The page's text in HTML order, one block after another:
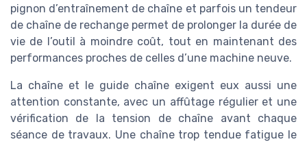
pignon d’entraînement de chaîne et parfois un tendeur
de chaîne de rechange permet de prolonger la durée de
vie de l’outil à moindre coût, tout en maintenant des
performances proches de celles d’une machine neuve.
La chaîne et le guide chaîne exigent eux aussi une
attention constante, avec un affûtage régulier et une
vérification de la tension de chaîne avant chaque
séance de travaux. Une chaîne trop tendue fatigue le